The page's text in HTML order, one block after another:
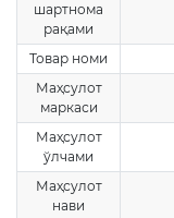
шартнома
рақами
Товар номи
Маҳсулот
маркаси
Маҳсулот
ўлчами
Маҳсулот
нави